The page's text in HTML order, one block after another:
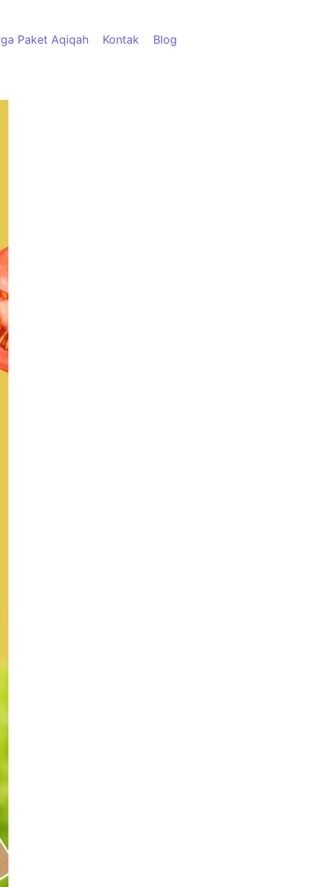
Paket Aqiqah Kontak Blog